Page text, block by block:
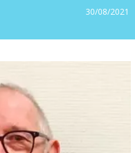
30/08/2021